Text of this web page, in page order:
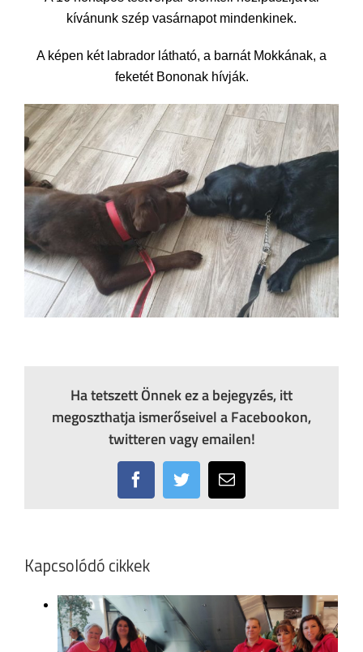
kívánunk szép vasárnapot mindenkinek.
A képen két labrador látható, a barnát Mokkának, a
feketét Bononak hívják.
Ha tetszett Önnek ez a bejegyzés, itt
megoszthatja ismerőseivel a Facebookon,
twitteren vagy emailen!
FacebookTwitterEmail:
Kapcsolódó cikkek